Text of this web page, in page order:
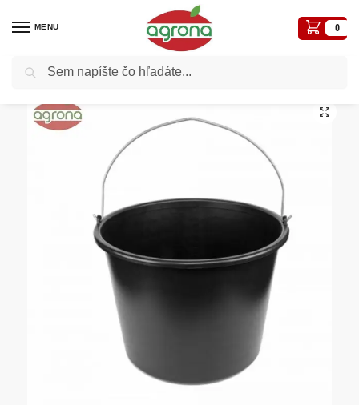
MENU 0
Domov Ostatné nezaradené tovary / Vedro PVC 16L čierne záhradnícke